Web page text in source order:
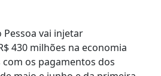
Pessoa vai injetar
430 milhões na economia
com os pagamentos dos